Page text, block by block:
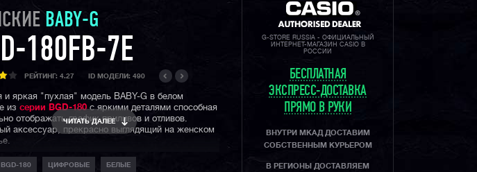
BABY-G
180FB-7E
РЕЙТИНГ: 4.27 ID МОДЕЛИ: 490
и яркая "пухлая" модель BABY-G в белом
из серии BGD-180с яркими деталями способная
отображать график приливов и отливов.
аксессуар, прекрасно выглядящий на женском
ЧИТАТЬ ДАЛЕЕ
180 ЦИФРОВЫЕ БЕЛЫЕ
G-STORE RUSSIA - ОФИЦИАЛЬНЫЙ
ИНТЕРНЕТ-МАГАЗИН CASIO В
РОССИИ
БЕСПЛАТНАЯ
ЭКСПРЕСС-ДОСТАВКА
ПРЯМО В РУКИ
ВНУТРИ МКАД ДОСТАВИМ
СОБСТВЕННЫМ КУРЬЕРОМ
В РЕГИОНЫ ДОСТАВЛЯЕМ